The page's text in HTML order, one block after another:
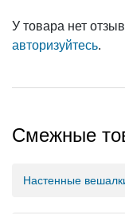
У товара нет
авторизуйтесь.
Смежные
Настенные